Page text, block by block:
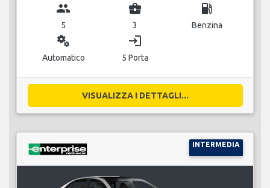
group
5
business_center
3
local_gas_station
Benzina
miscellaneous_services
Automatico
login
5 Porta
VISUALIZZA I DETTAGLI...
INTERMEDIA